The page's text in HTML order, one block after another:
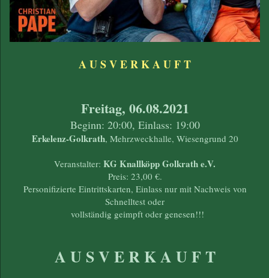
A U S V E R K A U F T
Freitag, 06.08.2021
Beginn: 20:00, Einlass: 19:00
Erkelenz-Golkrath, Mehrzweckhalle, Wiesengrund 20
Veranstalter: KG Knallköpp Golkrath e.V.
Preis: 23,00 €.
Personifizierte Eintrittskarten, Einlass nur mit Nachweis von
Schnelltest oder
vollständig geimpft oder genesen!!!
A U S V E R K A U F T